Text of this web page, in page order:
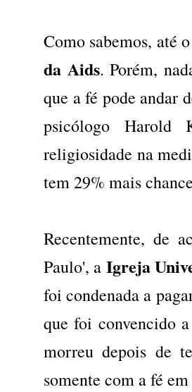
Como sabemos, até
da Aids. Porém,
que a fé pode andar
psicólogo Harold
religiosidade na
tem 29% mais
Recentemente, de
Paulo', a Igreja
foi condenada a
que foi convencido
morreu depois de
somente com a fé